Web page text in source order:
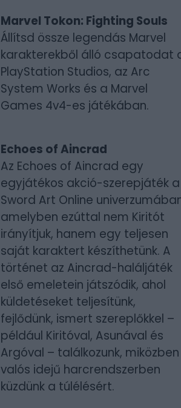
Marvel Tokon: Fighting Souls
Állítsd össze legendás Marvel
karakterekből álló csapatodat
PlayStation Studios, az Arc
System Works és a Marvel
Games 4v4-es játékában.
Echoes of Aincrad
Az Echoes of Aincrad egy
egyjátékos akció-szerepjáték a
Sword Art Online
amelyben ezúttal nem Kiritót
irányítjuk, hanem egy teljesen
saját karaktert készíthetünk. A
történet az Aincrad-haláljáték
első emeletein játszódik, ahol
küldetéseket teljesítünk,
fejlődünk, ismert szereplőkkel –
például Kiritóval, Asunával és
Argóval – találkozunk, miközben
valós idejű harcrendszerben
küzdünk a túlélésért.